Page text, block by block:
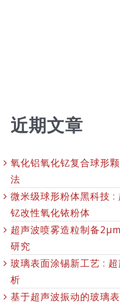
近期文章
氧化铝氧化钇复合球形
法
微米级球形粉体黑科技
钇改性氧化铱粉体
超声波喷雾造粒制备
研究
玻璃表面涂锡新工艺 :
析
基于超声波振动的玻璃